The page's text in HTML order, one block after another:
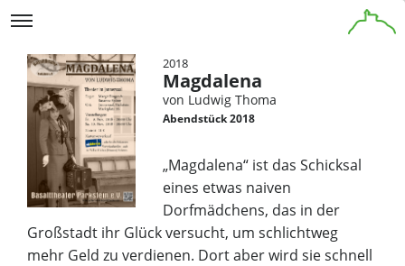
2018
Magdalena
von Ludwig Thoma
Abendstück 2018
„Magdalena“ ist das Schicksal
eines etwas naiven
Dorfmädchens, das in der
Großstadt ihr Glück versucht, um schlichtweg
mehr Geld zu verdienen. Dort aber wird sie schnell